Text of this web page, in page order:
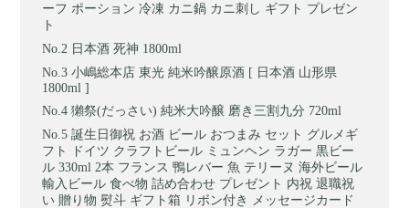
ーフ ポーション 冷凍 カニ鍋 カニ刺し ギフト プレゼン
ト
日本酒 死神 1800ml
小嶋総本店 東光 純米吟醸原酒 [ 日本酒 山形県
1800ml ]
獺祭(だっさい) 純米大吟醸 磨き三割九分 720ml
誕生日御祝 お酒 ビール おつまみ セット グルメギ
フト ドイツ クラフトビール ミュンヘン ラガー 黒ビー
ル 330ml 2本 フランス 鴨レバー 魚 テリーヌ 海外ビール
輸入ビール 食べ物 詰め合わせ プレゼント 内祝 退職祝
い 贈り物 熨斗 ギフト箱 リボン付き メッセージカード